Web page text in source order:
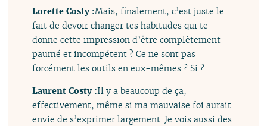
Lorette Costy :Mais, finalement, c’est juste le
fait de devoir changer tes habitudes qui te
donne cette impression d’être complètement
paumé et incompétent ? Ce ne sont pas
forcément les outils en eux-mêmes ? Si ?
Laurent Costy :Il y a beaucoup de ça,
effectivement, même si ma mauvaise foi aurait
envie de s’exprimer largement. Je vois aussi des